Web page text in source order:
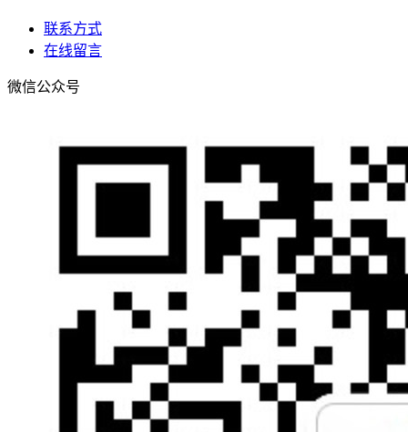
联系方式
在线留言
微信公众号